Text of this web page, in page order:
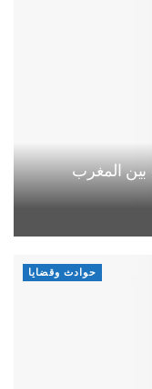
بين المغرب
حوادث وقضايا